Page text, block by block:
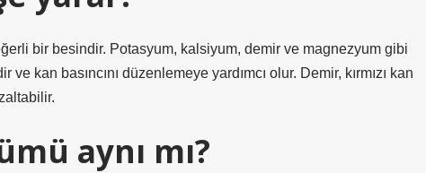
bir besindir. Potasyum, kalsiyum, demir ve magnezyum gibi
kan basıncını düzenlemeye yardımcı olur. Demir, kırmızı kan
aynı mı?